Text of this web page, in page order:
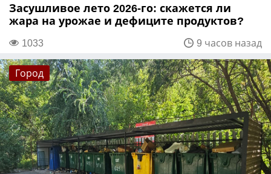
Засушливое лето 2026-го: скажется ли
жара на урожае и дефиците продуктов?
1033 9 часов назад
Город